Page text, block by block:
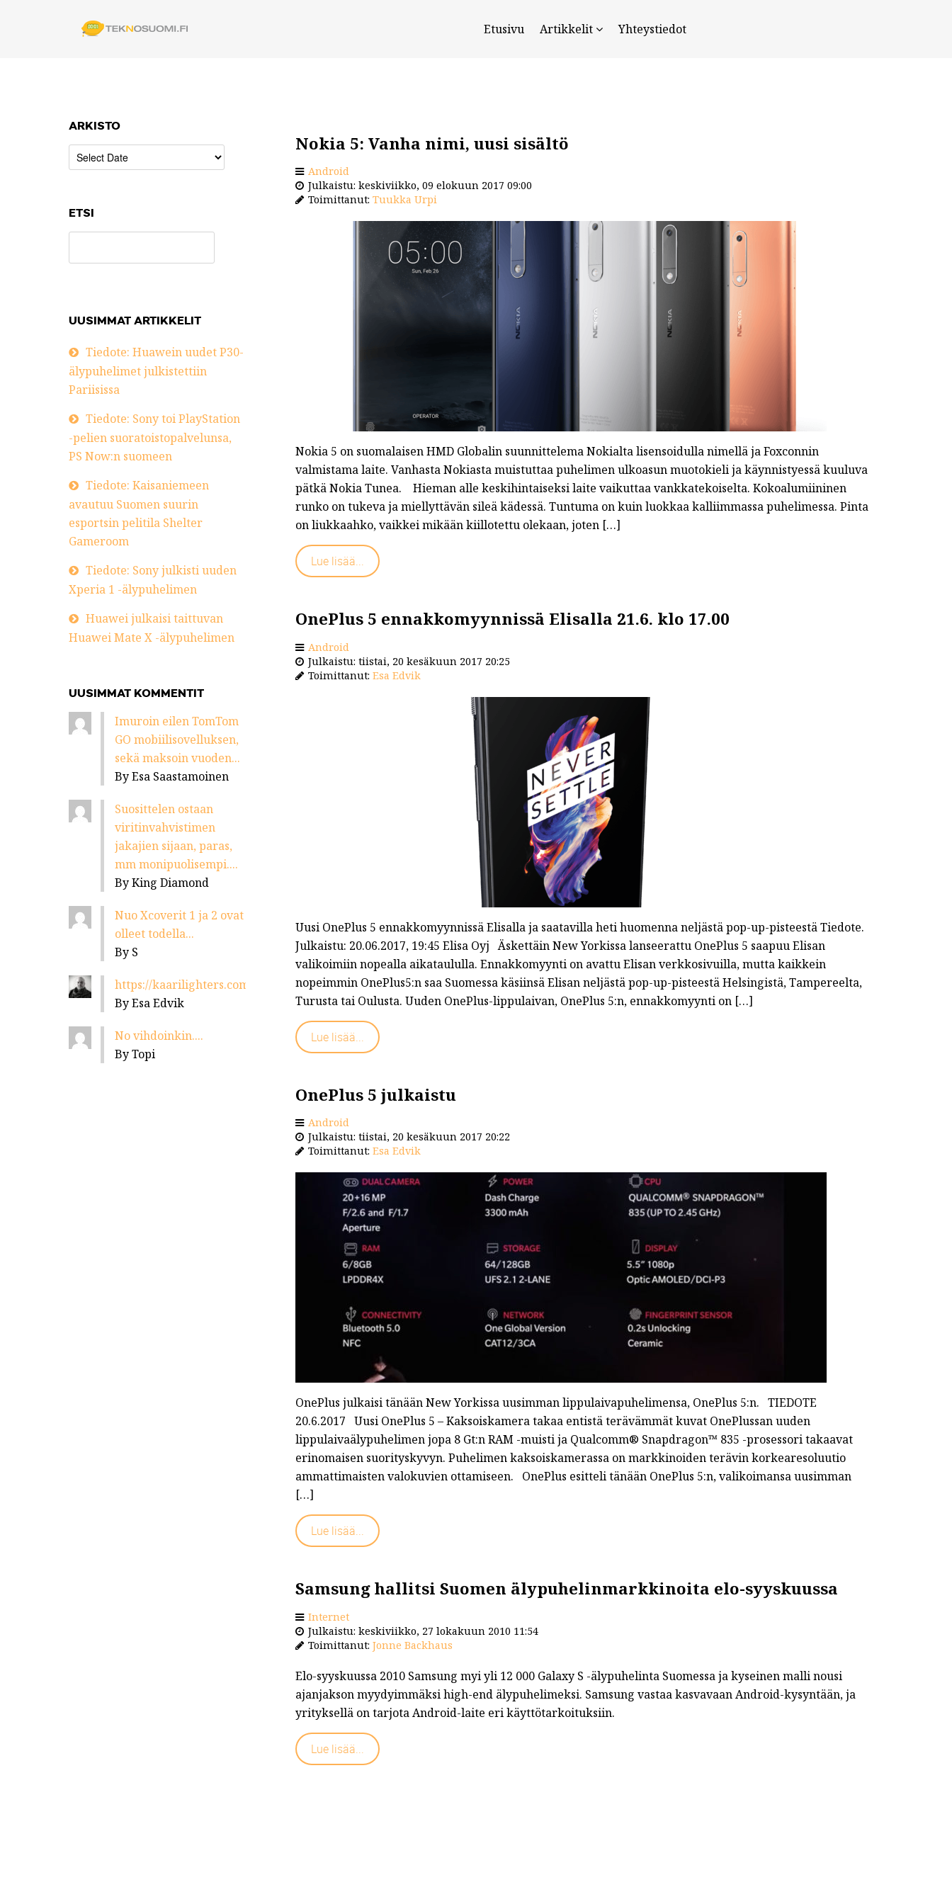
Etusivu Artikkelit Yhteystiedot
Nokia 5: Vanha nimi, uusi sisältö
Android
Julkaistu: keskiviikko, 09 elokuun 2017 09:00
Toimittanut: Tuukka Urpi
Nokia 5 on suomalaisen HMD Globalin suunnittelema Nokialta lisensoidulla nimellä ja Foxconnin
valmistama laite. Vanhasta Nokiasta muistuttaa puhelimen ulkoasun muotokieli ja käynnistyessä kuuluva
pätkä Nokia Tunea. Hieman alle keskihintaiseksi laite vaikuttaa vankkatekoiselta. Kokoalumiininen
runko on tukeva ja miellyttävän sileä kädessä. Tuntuma on kuin luokkaa kalliimmassa puhelimessa. Pinta
on liukkaahko, vaikkei mikään kiillotettu olekaan, joten […]
Lue lisää...
OnePlus 5 ennakkomyynnissä Elisalla 21.6. klo 17.00
Android
Julkaistu: tiistai, 20 kesäkuun 2017 20:25
Toimittanut: Esa Edvik
Uusi OnePlus 5 ennakkomyynnissä Elisalla ja saatavilla heti huomenna neljästä pop-up-pisteestä Tiedote.
Julkaistu: 20.06.2017, 19:45 Elisa Oyj Äskettäin New Yorkissa lanseerattu OnePlus 5 saapuu Elisan
valikoimiin nopealla aikataululla. Ennakkomyynti on avattu Elisan verkkosivuilla, mutta kaikkein
nopeimmin OnePlus5:n saa Suomessa käsiinsä Elisan neljästä pop-up-pisteestä Helsingistä, Tampereelta,
Turusta tai Oulusta. Uuden OnePlus-lippulaivan, OnePlus 5:n, ennakkomyynti on […]
Lue lisää...
OnePlus 5 julkaistu
Android
Julkaistu: tiistai, 20 kesäkuun 2017 20:22
Toimittanut: Esa Edvik
OnePlus julkaisi tänään New Yorkissa uusimman lippulaivapuhelimensa, OnePlus 5:n. TIEDOTE
20.6.2017 Uusi OnePlus 5 – Kaksoiskamera takaa entistä terävämmät kuvat OnePlussan uuden
lippulaivaälypuhelimen jopa 8 Gt:n RAM -muisti ja Qualcomm® Snapdragon™ 835 -prosessori takaavat
erinomaisen suorityskyvyn. Puhelimen kaksoiskamerassa on markkinoiden terävin korkearesoluutio
ammattimaisten valokuvien ottamiseen. OnePlus esitteli tänään OnePlus 5:n, valikoimansa uusimman
[…]
Lue lisää...
Samsung hallitsi Suomen älypuhelinmarkkinoita elo-syyskuussa
Internet
Julkaistu: keskiviikko, 27 lokakuun 2010 11:54
Toimittanut: Jonne Backhaus
Elo-syyskuussa 2010 Samsung myi yli 12 000 Galaxy S -älypuhelinta Suomessa ja kyseinen malli nousi
ajanjakson myydyimmäksi high-end älypuhelimeksi. Samsung vastaa kasvavaan Android-kysyntään, ja
yrityksellä on tarjota Android-laite eri käyttötarkoituksiin.
Lue lisää...
ARKISTO
ETSI
UUSIMMAT ARTIKKELIT
Tiedote: Huawein uudet P30-
älypuhelimet julkistettiin
Pariisissa
Tiedote: Sony toi PlayStation
-pelien suoratoistopalvelunsa,
PS Now:n suomeen
Tiedote: Kaisaniemeen
avautuu Suomen suurin
esportsin pelitila Shelter
Gameroom
Tiedote: Sony julkisti uuden
Xperia 1 -älypuhelimen
Huawei julkaisi taittuvan
Huawei Mate X -älypuhelimen
UUSIMMAT KOMMENTIT
Imuroin eilen TomTom
GO mobiilisovelluksen,
sekä maksoin vuoden...
By Esa Saastamoinen
Suosittelen ostaan
viritinvahvistimen
jakajien sijaan, paras,
mm monipuolisempi....
By King Diamond
Nuo Xcoverit 1 ja 2 ovat
olleet todella...
By S
https://kaarilighters.com/jalleenmyyjat/...
By Esa Edvik
No vihdoinkin....
By Topi